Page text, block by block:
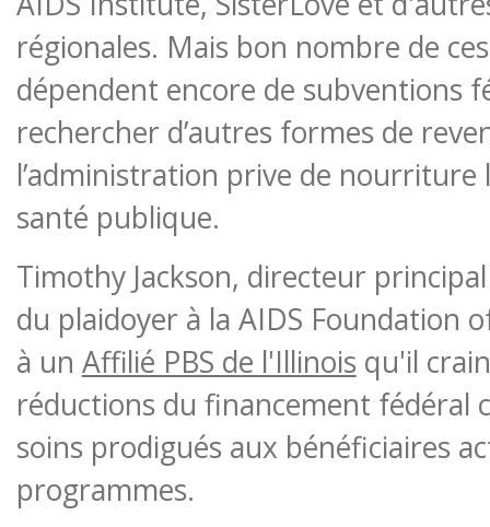
régionales. Mais bon nombre de
dépendent encore de subventions
rechercher d’autres formes de
l’administration prive de nourriture
santé publique.
Timothy Jackson, directeur
du plaidoyer à la AIDS Foundation
à un Affilié PBS de l'Illinoisqu'il
réductions du financement fédéral
soins prodigués aux bénéficiaires
programmes.